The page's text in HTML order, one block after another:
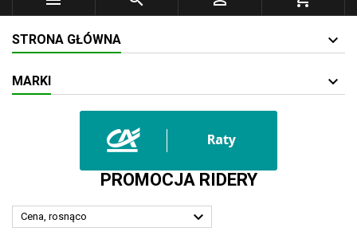
STRONA GŁÓWNA
MARKI
PROMOCJA RIDERY
Cena, rosnąco 